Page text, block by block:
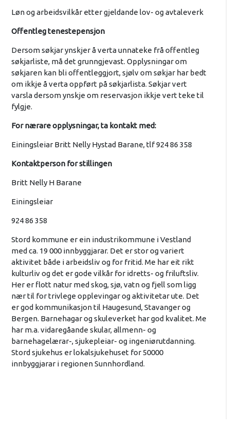
Løn og arbeidsvilkår etter gjeldande lov- og avtaleverk
Offentleg tenestepensjon
Dersom søkjar ynskjer å verta unnateke frå offentleg
søkjarliste, må det grunngjevast. Opplysningar om
søkjaren kan bli offentleggjort, sjølv om søkjar har bedt
om ikkje å verta oppført på søkjarlista. Søkjar vert
varsla dersom ynskje om reservasjon ikkje vert teke til
fylgje.
For nærare opplysningar, ta kontakt med:
Einingsleiar Britt Nelly Hystad Barane, tlf 924 86 358
Kontaktperson for stillingen
Britt Nelly H Barane
Einingsleiar
924 86 358
Stord kommune er ein industrikommune i Vestland
med ca. 19 000 innbyggjarar. Det er stor og variert
aktivitet både i arbeidsliv og for fritid. Me har eit rikt
kulturliv og det er gode vilkår for idretts- og friluftsliv.
Her er flott natur med skog, sjø, vatn og fjell som ligg
nær til for trivlege opplevingar og aktivitetar ute. Det
er god kommunikasjon til Haugesund, Stavanger og
Bergen. Barnehagar og skuleverket har god kvalitet. Me
har m.a. vidaregåande skular, allmenn- og
barnehagelærar-, sjukepleiar- og ingeniørutdanning.
Stord sjukehus er lokalsjukehuset for 50000
innbyggjarar i regionen Sunnhordland.